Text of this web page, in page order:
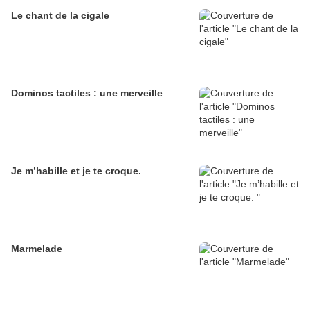
Le chant de la cigale
Dominos tactiles : une merveille
Je m’habille et je te croque.
Marmelade